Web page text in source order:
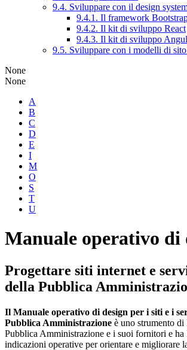
9.4. Sviluppare con il design
9.4.1. Il framework
9.4.2. Il kit di sviluppo React
9.4.3. Il kit di sviluppo
9.5. Sviluppare con i modelli di
None
None
A
B
C
D
E
I
M
O
S
T
U
Manuale operativo di
Progettare siti internet e
della Pubblica
Il Manuale operativo di design per i siti e i
Pubblica Amministrazione è uno strumento
Pubblica Amministrazione e i suoi fornitori e
indicazioni operative per orientare e migliorare